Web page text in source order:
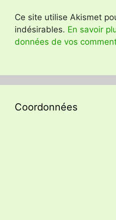
Ce site utilise Akismet
indésirables. En savoir
données de vos
Coordonnées